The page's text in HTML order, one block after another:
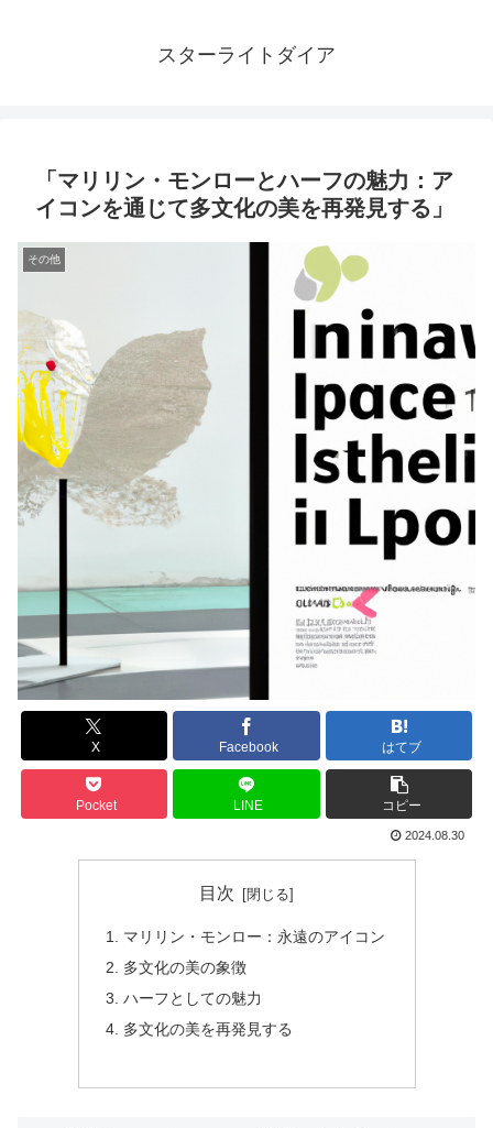
スターライトダイア
「マリリン・モンローとハーフの魅力：ア
イコンを通じて多文化の美を再発見する」
その他
X Facebook はてブ
Pocket LINE コピー
2024.08.30
目次
マリリン・モンロー：永遠のアイコン
多文化の美の象徴
ハーフとしての魅力
多文化の美を再発見する